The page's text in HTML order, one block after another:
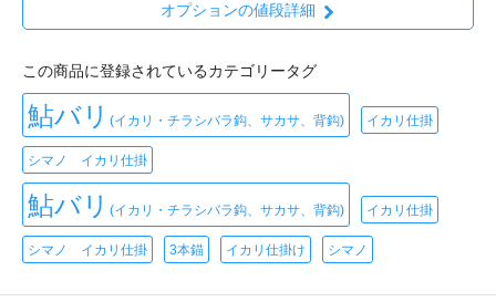
オプションの値段詳細
この商品に登録されているカテゴリータグ
鮎バリ (イカリ・チラシバラ鈎、サカサ、背鈎) イカリ仕掛
シマノ イカリ仕掛
鮎バリ (イカリ・チラシバラ鈎、サカサ、背鈎) イカリ仕掛
シマノ イカリ仕掛 3本錨 イカリ仕掛け シマノ